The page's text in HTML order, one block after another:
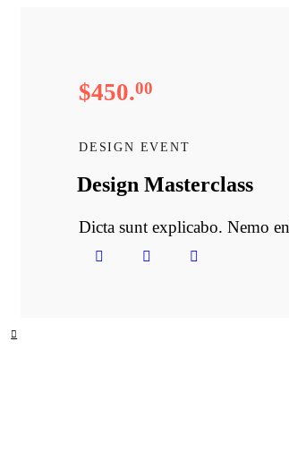
$450.00
DESIGN EVENT
Design Masterclass
Dicta sunt explicabo. Nemo